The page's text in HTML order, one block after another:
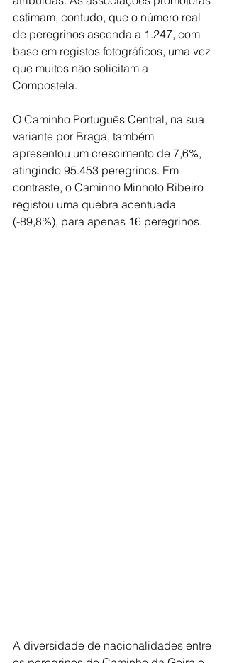
estimam, contudo, que o número real
de peregrinos ascenda a 1.247, com
base em registos fotográficos, uma vez
que muitos não solicitam a
Compostela.
O Caminho Português Central, na sua
variante por Braga, também
apresentou um crescimento de 7,6%,
atingindo 95.453 peregrinos. Em
contraste, o Caminho Minhoto Ribeiro
registou uma quebra acentuada
(-89,8%), para apenas 16 peregrinos.
A diversidade de nacionalidades entre